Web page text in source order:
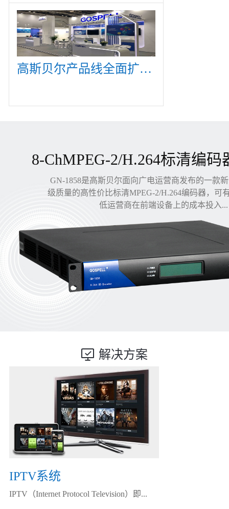
高斯贝尔产品线全面扩展，众多新产品亮相CommunicAsia 2019
8-ChMPEG-2/H.264标清编码
GN-1858是高斯贝尔面向广电运营商发布的一款
级质量的高性价比标清MPEG-2/H.264编码器，可
低运营商在前端设备上的成本投入...
解决方案
IPTV系统
IPTV（Internet Protocol Television）即...